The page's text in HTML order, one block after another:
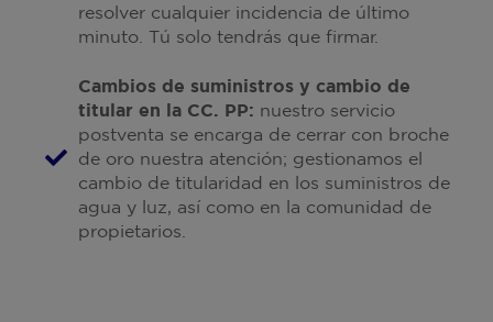
resolver cualquier incidencia de último
minuto. Tú solo tendrás que firmar.
Cambios de suministros y cambio de
titular en la CC. PP: nuestro servicio
postventa se encarga de cerrar con broche
de oro nuestra atención; gestionamos el
cambio de titularidad en los suministros de
agua y luz, así como en la comunidad de
propietarios.